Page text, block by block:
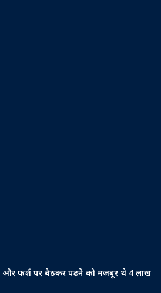
और फर्श पर बैठकर पढ़ने को मजबूर थे 4 लाख